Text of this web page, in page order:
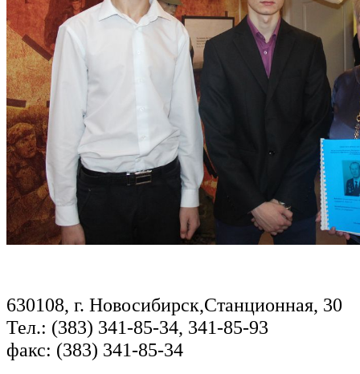
630108, г. Новосибирск,Станционная, 30
Тел.: (383) 341-85-34, 341-85-93
факс: (383) 341-85-34